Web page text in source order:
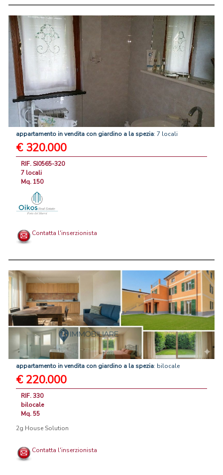
appartamento invendita con giardino a la spezia: 7 locali
€ 320.000
RIF. SI0565-320
7 locali
Mq. 150
Contatta l'inserzionista
appartamento invendita con giardino a la spezia: bilocale
€ 220.000
RIF. 330
bilocale
Mq. 55
2g House Solution
Contatta l'inserzionista